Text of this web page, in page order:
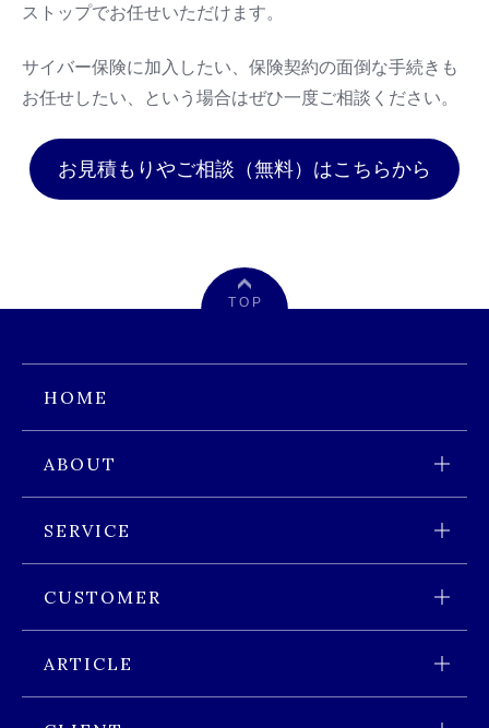
ストップでお任せいただけます。
サイバー保険に加入したい、保険契約の面倒な手続きも
お任せしたい、という場合はぜひ一度ご相談ください。
お見積もりやご相談（無料）はこちらから
T O P
HOME
ABOUT
会社概要
経営理念
沿革
SERVICE
サービス内容
ブローカーとは
保険見直しサービス
CUSTOMER
香港進出時に必要な保険
ARTICLE